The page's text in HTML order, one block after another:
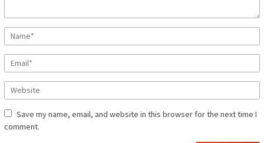
Save my name, email, and website in this browser for the next time I
comment.